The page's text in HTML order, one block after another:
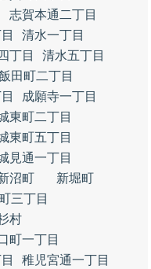
志賀本通二丁目
清水一丁目
丁目
清水五丁目
田町二丁目
成願寺一丁目
東町二丁目
東町五丁目
見通一丁目
沼町
新堀町
三丁目
村
町一丁目
稚児宮通一丁目